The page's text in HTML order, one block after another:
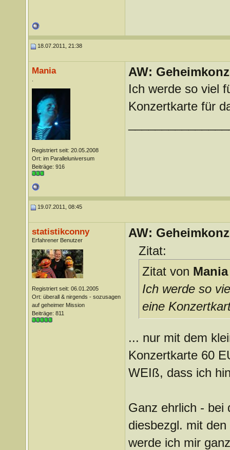
18.07.2011, 21:38
Mania
Registriert seit: 20.05.2008
Ort: im Paralleluniversum
Beiträge: 916
AW:
Ich werde so viel
Konzertkarte für
19.07.2011, 08:45
statistikconny
Erfahrener Benutzer
Registriert seit: 06.01.2005
Ort: überall & nirgends - sozusagen
auf geheimer Mission
Beiträge: 811
AW:
Zitat:
Zitat von Mania
Ich werde so
eine
... nur mit dem
Konzertkarte 60
WEIß, dass ich
Ganz ehrlich - bei
diesbezgl. mit
werde ich mir